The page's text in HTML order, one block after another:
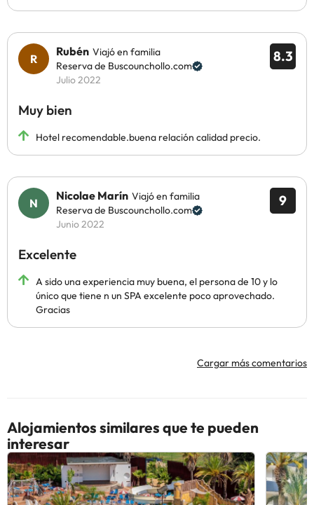
8.3
Rubén Viajó en familia
Reserva de Buscounchollo.com
Julio 2022
Muy bien
Hotel recomendable.buena relación calidad precio.
9
Nicolae Marín Viajó en familia
Reserva de Buscounchollo.com
Junio 2022
Excelente
A sido una experiencia muy buena, el persona de 10 y lo
único que tiene n un SPA excelente poco aprovechado.
Gracias
Cargar más comentarios
Alojamientos similares que te pueden
interesar